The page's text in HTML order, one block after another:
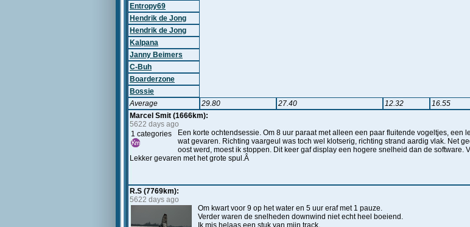
Entropy69
Hendrik de Jong
Hendrik de Jong
Kalpana
Janny Beimers
C-Buh
Boarderzone
Bossie
Average
29.80 27.40 12.32 16.55
Marcel Smit (1666km):
5622 days ago
1 categories
Een korte ochtendsessie. Om 8 uur paraat met alleen een paar fluitende vogeltjes,
wat gevaren. Richting vaargeul was toch wel klotserig, richting strand aardig vlak. Net
oost werd, moest ik stoppen. Dit keer gaf display een hogere snelheid dan de software.
Lekker gevaren met het grote spul.Â
R.S (7769km):
5622 days ago
Om kwart voor 9 op het water en 5 uur eraf met 1 pauze.
Verder waren de snelheden downwind niet echt heel boeiend.
Ik mis helaas een stuk van mijn track.